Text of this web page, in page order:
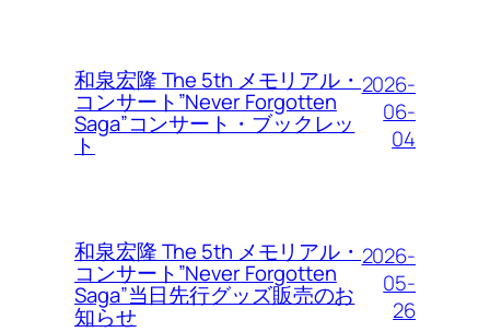
和泉宏隆 The 5th メモリアル・
コンサート”Never Forgotten
Saga”コンサート・ブックレッ
ト
2026-
06-
04
和泉宏隆 The 5th メモリアル・
コンサート”Never Forgotten
Saga”当日先行グッズ販売のお
知らせ
2026-
05-
26